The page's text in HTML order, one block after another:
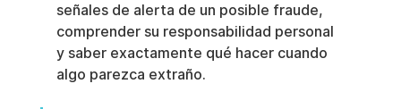
señales de alerta de un posible fraude,
comprender su responsabilidad personal
y saber exactamente qué hacer cuando
algo parezca extraño.